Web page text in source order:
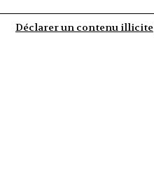
Déclarer un contenu illicite